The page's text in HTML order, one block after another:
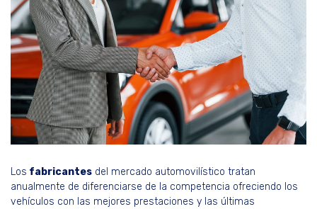
Los fabricantes del mercado automovilístico tratan
anualmente de diferenciarse de la competencia ofreciendo los
vehículos con las mejores prestaciones y las últimas